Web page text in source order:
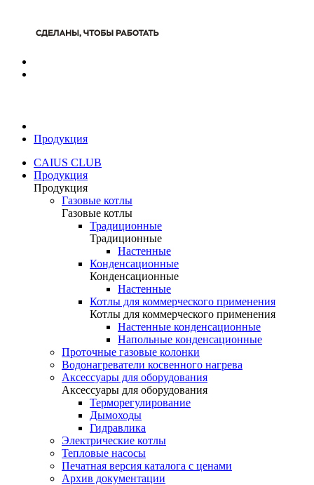
Продукция
CAIUS CLUB
Продукция
Продукция
Газовые котлы
Газовые котлы
Традиционные
Традиционные
Настенные
Конденсационные
Конденсационные
Настенные
Котлы для коммерческого применения
Котлы для коммерческого применения
Настенные конденсационные
Напольные конденсационные
Проточные газовые колонки
Водонагреватели косвенного нагрева
Аксессуары для оборудования
Аксессуары для оборудования
Терморегулирование
Дымоходы
Гидравлика
Электрические котлы
Тепловые насосы
Печатная версия каталога с ценами
Архив документации